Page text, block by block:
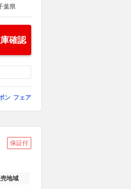
葉県
確認
ン フェア
保証付
地域